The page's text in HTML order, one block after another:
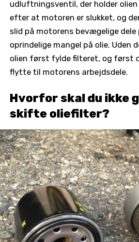
udluftningsventil, der holder
efter at motoren er slukket, og
slid på motorens bevægelige dele
oprindelige mangel på olie. Uden
olien først fylde filteret, og først
flytte til motorens arbejdsdele.
Hvorfor skal du ikke
skifte oliefilter?